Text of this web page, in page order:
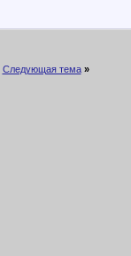
Следующая тема »